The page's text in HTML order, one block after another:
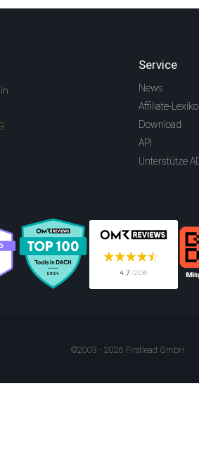
Service
News
Affiliate-
Download
API
Unterstütze
©2003 - 2026 Firstlead GmbH